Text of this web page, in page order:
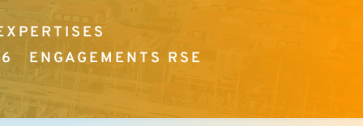
ENGAGEMENTS RSE